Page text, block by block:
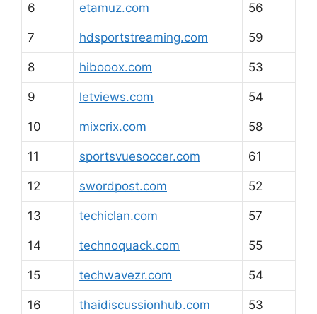
6 etamuz.com 56
7 hdsportstreaming.com 59
8 hibooox.com 53
9 letviews.com 54
10 mixcrix.com 58
11 sportsvuesoccer.com 61
12 swordpost.com 52
13 techiclan.com 57
14 technoquack.com 55
15 techwavezr.com 54
16 thaidiscussionhub.com 53